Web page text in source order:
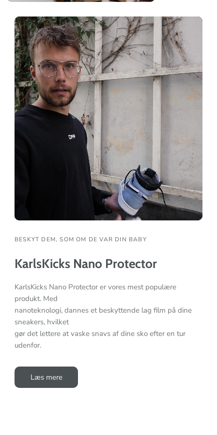
KarlsKicks Nano Protector
KarlsKicks Nano Protector er vores mest populære
produkt. Med
nanoteknologi, dannes et beskyttende lag film på dine
sneakers, hvilket
gør det lettere at vaske snavs af dine sko efter en tur